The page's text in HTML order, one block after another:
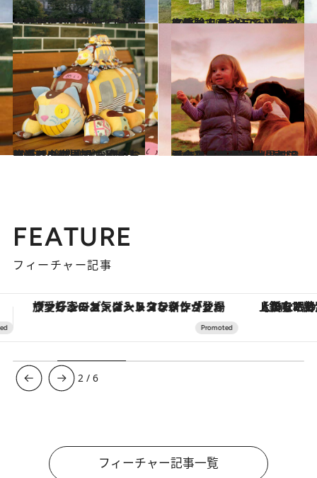
2018.1.13
ハリポタ作品の断片がそこかしこに J・K・ローリングが歩いたエディンバラ
旅＆お出かけ 2018.1.20
スコットランドでハリポタ体験！ ホグワーツ特急に乗ってハイランド地方へ
旅＆お出かけ
2023.2.19
ジブリの世界観にどっぷり浸る ジブリパークのおみやげグッズで お家もお腹もワンダーランドに！
旅＆お出かけ 2021.10.12
【今なりたい気分に寄り添う】 異空間へDiveするかのような 作品世界へ没入できる映画8本
カルチャー
FEATURE
フィーチャー記事
【銀座で出合う最旬美容】美髪ケアや上質な眠り…セルフケアのアップデートから、特別な名入れギフトまで。大人のための「ReFa GINZA」クルーズ
3 /6
フィーチャー記事一覧